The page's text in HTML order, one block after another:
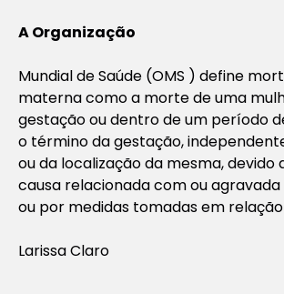
A Organização
Mundial de Saúde (OMS ) define
materna como a morte de uma
gestação ou dentro de um período
o término da gestação,
ou da localização da mesma, devido
causa relacionada com ou
ou por medidas tomadas em relação
Larissa Claro